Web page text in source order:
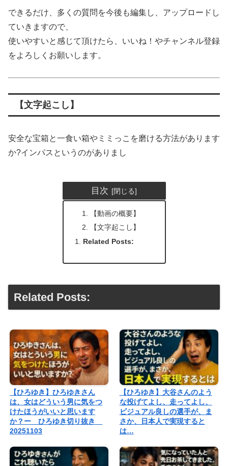
できるだけ、多くの質問を今後も編集し、アップロードし
ていきますので、
使いやすいと感じて頂けたら、いいね！やチャンネル登録
をよろしくお願いします。
【文字起こし】
安全な宝箱と一食い箱やミミっこを磨ける方法があります
か?インパスというのがありまし
目次
【動画の概要】
【文字起こし】
Related Posts:
Related Posts:
【ひろゆき】ひろゆきさん
は、女はどういう男に気をつ
けたほうがいいと思います
か？ー ひろゆき切り抜き
20251103
【ひろゆき】大谷さんのよう
な投げてよし、走ってよし、
ビジュアル良しの選手が、ま
さか、日本人で実現すると
は…